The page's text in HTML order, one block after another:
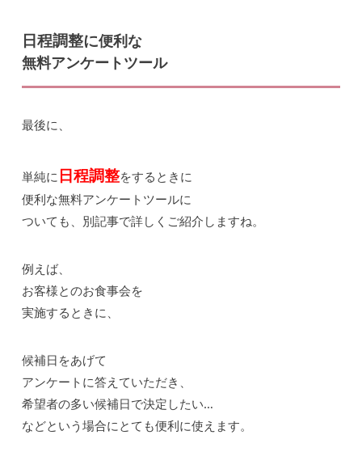
日程調整に便利な
無料アンケートツール
最後に、
単純に 日程調整をするときに
便利な無料アンケートツールに
ついても、別記事で詳しくご紹介しますね。
例えば、
お客様とのお食事会を
実施するときに、
候補日をあげて
アンケートに答えていただき、
希望者の多い候補日で決定したい…
などという場合にとても便利に使えます。